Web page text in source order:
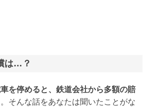
は…？
を停めると、鉄道会社から多額の賠
そんな話をあなたは聞いたことがな